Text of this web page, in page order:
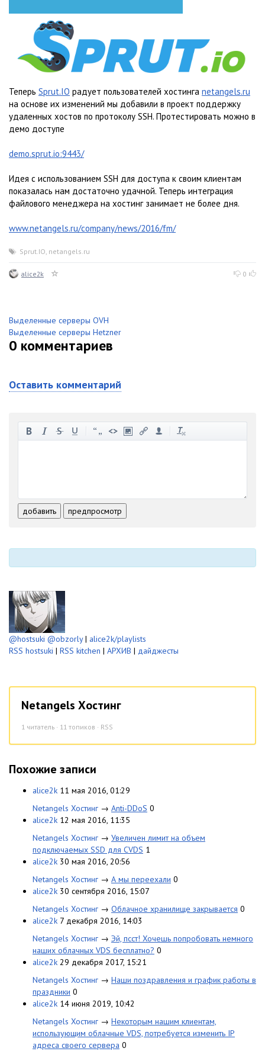
Теперь Sprut.IO радует пользователей хостинга netangels.ru
на основе их изменений мы добавили в проект поддержку
удаленных хостов по протоколу SSH. Протестировать можно в
демо доступе
demo.sprut.io:9443/
Идея с использованием SSH для доступа к своим клиентам
показалась нам достаточно удачной. Теперь интеграция
файлового менеджера на хостинг занимает не более дня.
www.netangels.ru/company/news/2016/fm/
Sprut.IO netangels.ru
alice2k 0
Выделенные серверы OVH
Выделенные серверы Hetzner
0 комментариев
Оставить комментарий
-
-
-
добавить предпросмотр
@hostsuki @obzorly| alice2k/playlists
RSS hostsuki | RSS kitchen | АРХИВ | дайджесты
Netangels Хостинг
1 читатель · 11 топиков · RSS
Похожие записи
alice2k 11 мая 2016, 01:29
Netangels Хостинг → Anti-DDoS 0
alice2k 12 мая 2016, 11:35
Netangels Хостинг → Увеличен лимит на объем
подключаемых SSD для CVDS 1
alice2k 30 мая 2016, 20:56
Netangels Хостинг → А мы переехали 0
alice2k 30 сентября 2016, 15:07
Netangels Хостинг → Облачное хранилище закрывается 0
alice2k 7 декабря 2016, 14:03
Netangels Хостинг → Эй, псст! Хочешь попробовать немного
наших облачных VDS бесплатно? 0
alice2k 29 декабря 2017, 15:21
Netangels Хостинг → Наши поздравления и график работы в
праздники 0
alice2k 14 июня 2019, 10:42
Netangels Хостинг → Некоторым нашим клиентам,
использующим облачные VDS, потребуется изменить IP
адреса своего сервера 0